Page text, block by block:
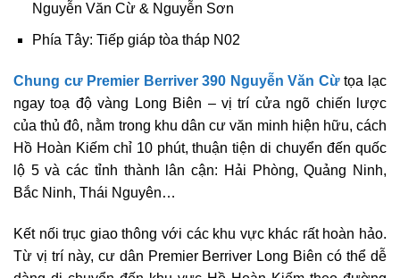
Nguyễn Văn Cừ & Nguyễn Sơn
Phía Tây: Tiếp giáp tòa tháp N02
Chung cư Premier Berriver 390 Nguyễn Văn Cừtọa lạc
ngay toạ độ vàng Long Biên – vị trí cửa ngõ chiến lược
của thủ đô, nằm trong khu dân cư văn minh hiện hữu, cách
Hồ Hoàn Kiếm chỉ 10 phút, thuận tiện di chuyển đến quốc
lộ 5 và các tỉnh thành lân cận: Hải Phòng, Quảng Ninh,
Bắc Ninh, Thái Nguyên…
Kết nối trục giao thông với các khu vực khác rất hoàn hảo.
Từ vị trí này, cư dân Premier Berriver Long Biên có thể dễ